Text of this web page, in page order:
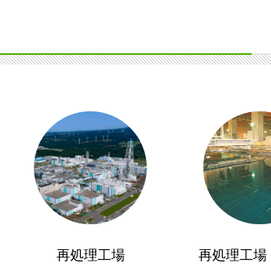
再処理工場 再処理工場